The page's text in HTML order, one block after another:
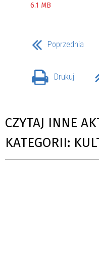
6.1 MB
Poprzednia
Drukuj
CZYTAJ INNE
KATEGORII: